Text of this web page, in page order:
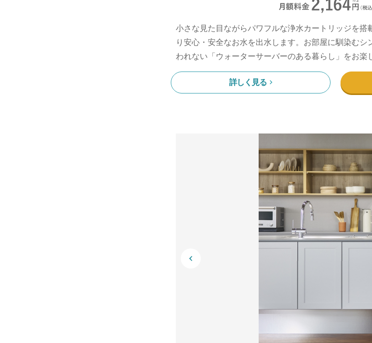
小さな見た目ながらパワフルな浄水カートリッジを搭
り安心・安全なお水を出水します。お部屋に馴染むシ
われない「ウォーターサーバーのある暮らし」をお楽
詳しく見る